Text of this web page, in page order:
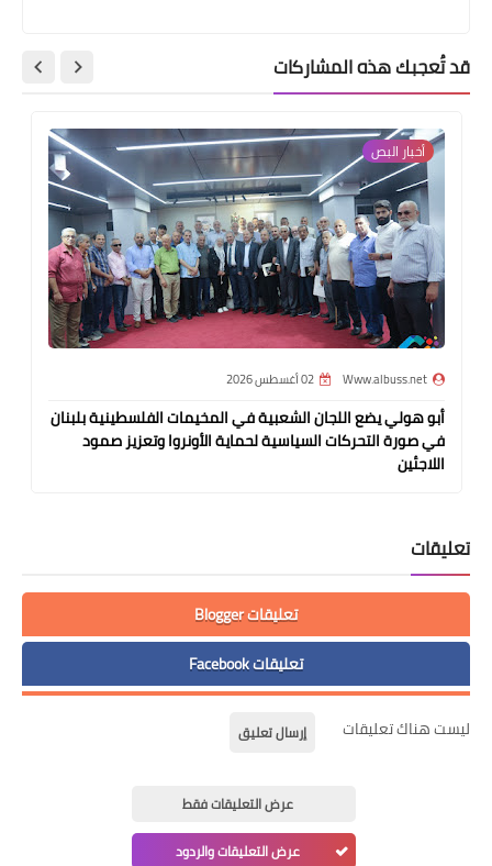
قد تُعجبك هذه المشاركات
أخبار ‏البص
Www.albuss.net 02 أغسطس 2026
أبو هولي يضع اللجان الشعبية في المخيمات الفلسطينية بلبنان
في صورة التحركات السياسية لحماية الأونروا وتعزيز صمود
اللاجئين
تعليقات
تعليقات Blogger
تعليقات Facebook
ليست هناك تعليقات إرسال تعليق
عرض التعليقات فقط
عرض التعليقات والردود